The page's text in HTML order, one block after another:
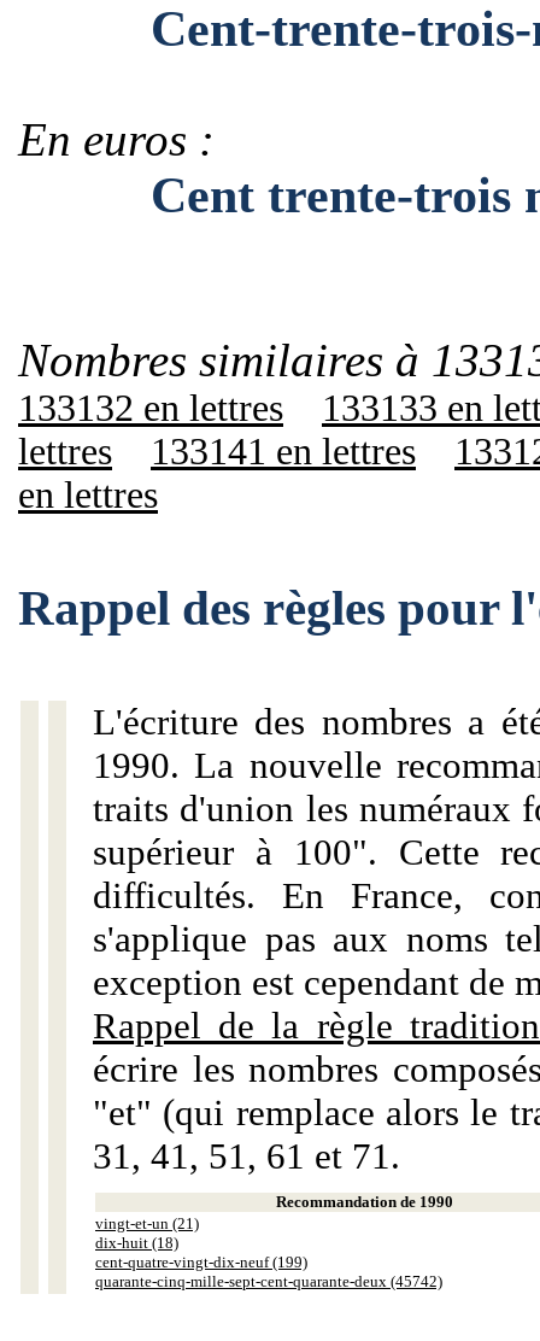
Cent-trente-trois-
En euros :
Cent trente-trois
Nombres similaires à
133132 en lettres
133133 en
lettres
133141 en lettres
en lettres
Rappel des règles pour
L'écriture des nombres a
1990. La nouvelle
traits d'union les numéraux
supérieur à 100". Cette
difficultés. En France,
s'applique pas aux noms
exception est cependant de
Rappel de la règle
écrire les nombres
"et" (qui remplace alors le
31, 41, 51, 61 et 71.
Recommandation de 1990
vingt-et-un (21)
dix-huit (18)
cent-quatre-vingt-dix-neuf (199)
quarante-cinq-mille-sept-cent-quarante-deux (45742)